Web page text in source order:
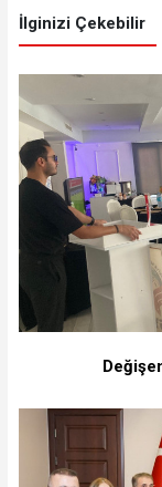
İlginizi Çekebilir